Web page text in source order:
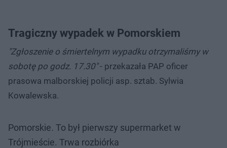
Tragiczny wypadek w Pomorskiem
"Zgłoszenie o śmiertelnym wypadku otrzymaliśmy w
sobotę po godz. 17.30"- przekazała PAP oficer
prasowa malborskiej policji asp. sztab. Sylwia
Kowalewska.
Pomorskie. To był pierwszy supermarket w
Trójmieście. Trwa rozbiórka